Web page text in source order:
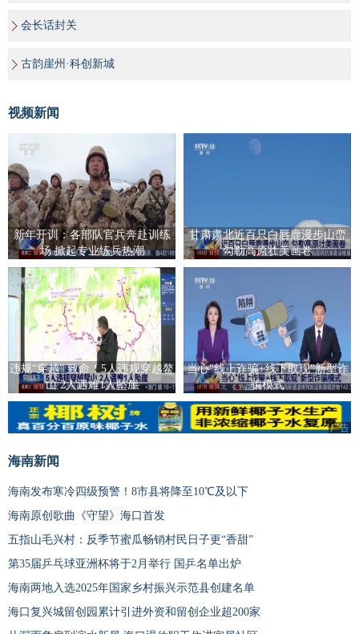
会长话封关
古韵崖州·科创新城
视频新闻
新年开训：各部队官兵奔赴训练
场 掀起专业练兵热潮
甘肃肃北近百只白唇鹿漫步山峦
勾勒高原壮美画卷
违规“穿越” 致命！5人违规穿越鳌
山 2人遇难1人坠崖
当心"线上诈骗+线下取现"新型诈
骗模式
广告
海南新闻
海南发布寒冷四级预警！8市县将降至10℃及以下
海南原创歌曲《守望》海口首发
五指山毛兴村：反季节蜜瓜畅销村民日子更“香甜”
第35届乒乓球亚洲杯将于2月举行 国乒名单出炉
海南两地入选2025年国家乡村振兴示范县创建名单
海口复兴城留创园累计引进外资和留创企业超200家